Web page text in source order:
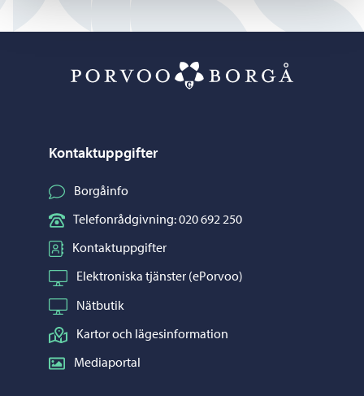
Kontaktuppgifter
Borgåinfo
Telefonrådgivning: 020 692 250
Kontaktuppgifter
Elektroniska tjänster (ePorvoo)
Nätbutik
Kartor och lägesinformation
Mediaportal